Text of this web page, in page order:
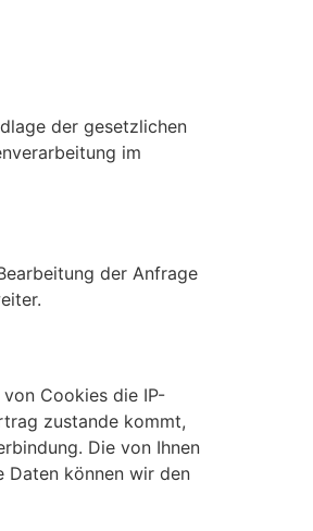
der gesetzlichen
im
der Anfrage
Cookies die IP-
zustande kommt,
Die von Ihnen
Daten können wir den